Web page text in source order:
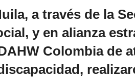
a través de la
y en alianza
Colombia de